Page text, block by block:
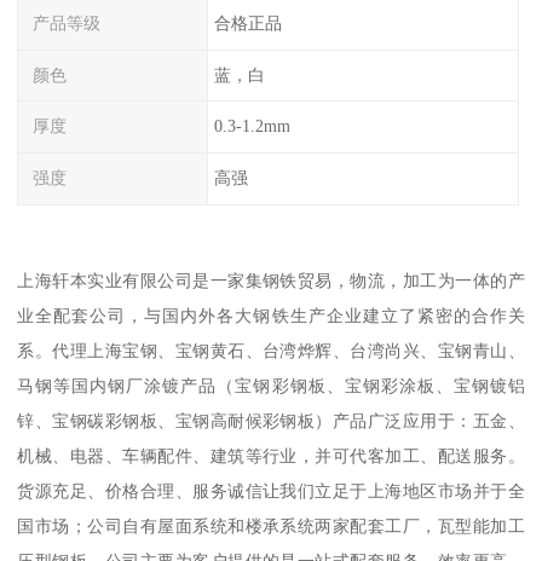
产品等级 合格正品
颜色 蓝，白
厚度 0.3-1.2mm
强度 高强
上海轩本实业有限公司是一家集钢铁贸易，物流，加工为一体的产
业全配套公司，与国内外各大钢铁生产企业建立了紧密的合作关
系。代理上海宝钢、宝钢黄石、台湾烨辉、台湾尚兴、宝钢青山、
马钢等国内钢厂涂镀产品（宝钢彩钢板、宝钢彩涂板、宝钢镀铝
锌、宝钢碳彩钢板、宝钢高耐候彩钢板）产品广泛应用于：五金、
机械、电器、车辆配件、建筑等行业，并可代客加工、配送服务。
货源充足、价格合理、服务诚信让我们立足于上海地区市场并于全
国市场；公司自有屋面系统和楼承系统两家配套工厂，瓦型能加工